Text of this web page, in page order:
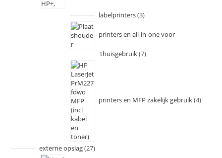
labelprinters 3
printers en all-in-one voor
thuisgebruik 7
printers en MFP zakelijk gebruik 4
externe opslag 27